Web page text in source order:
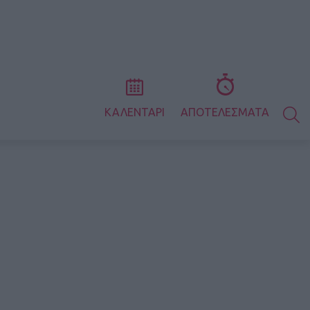
ΚΑΛΕΝΤΑΡΙ ΑΠΟΤΕΛΕΣΜΑΤΑ